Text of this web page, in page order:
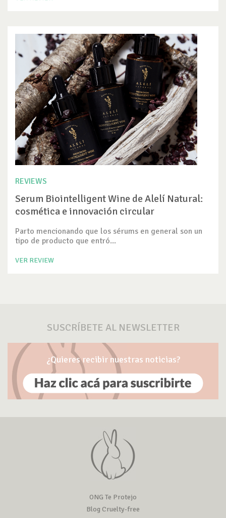
REVIEWS
Serum Biointelligent Wine de Alelí Natural:
cosmética e innovación circular
Parto mencionando que los sérums en general son un
tipo de producto que entró...
VER REVIEW
SUSCRÍBETE AL NEWSLETTER
¿Quieres recibir nuestras noticias?
ONG Te Protejo
Blog Cruelty-free